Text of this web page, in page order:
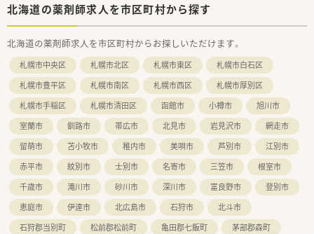
北海道の薬剤師求人を市区町村から探す
北海道の薬剤師求人を市区町村からお探しいただけます。
札幌市中央区 札幌市北区 札幌市東区
札幌市白石区
札幌市豊平区
札幌市南区 札幌市西区
札幌市厚別区
札幌市手稲区
札幌市清田区 函館市 小樽市
旭川市
室蘭市
釧路市 帯広市 北見市 岩見沢市
網走市
留萌市
苫小牧市 稚内市 美唄市 芦別市
江別市
赤平市
紋別市 士別市 名寄市 三笠市
根室市
千歳市
滝川市 砂川市 深川市 富良野市
登別市
恵庭市
伊達市 北広島市 石狩市
北斗市
石狩郡当別町
松前郡松前町 亀田郡七飯町
茅部郡森町